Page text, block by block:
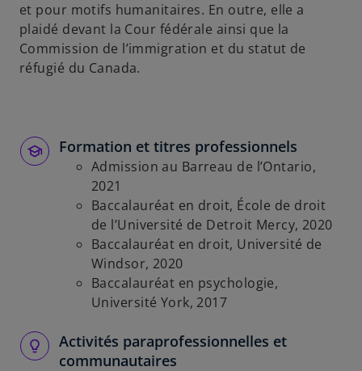
et pour motifs humanitaires. En outre, elle a
plaidé devant la Cour fédérale ainsi que la
Commission de l’immigration et du statut de
réfugié du Canada.
Formation et titres professionnels
Admission au Barreau de l’Ontario,
2021
Baccalauréat en droit, École de droit
de l’Université de Detroit Mercy, 2020
Baccalauréat en droit, Université de
Windsor, 2020
Baccalauréat en psychologie,
Université York, 2017
Activités paraprofessionnelles et
communautaires